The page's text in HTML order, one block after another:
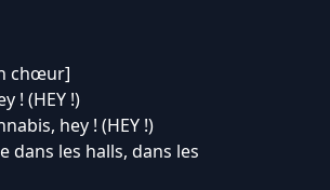
chœur]
! (HEY !)
hey ! (HEY !)
dans les halls, dans les